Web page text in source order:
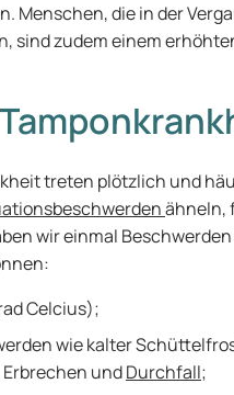
Menschen, die in der
sind zudem einem
treten plötzlich und
ähneln,
wir einmal
Celcius);
wie kalter
Erbrechen undDurchfall;